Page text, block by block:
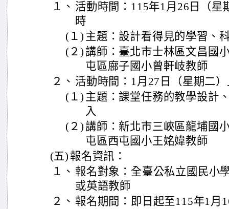
１、 活動時間：115年1月26日（星
時
(１) 主題：設計看得見的學習、
(２)講師：臺北市士林區文昌國
屯區廍子國小曾軒岐教師
２、 活動時間：1月27日（星期二
(１) 主題：課堂任務的教學設計
入
(２)講師：新北市三峽區龍埔國
屯區西屯國小王姳媁教師
(五) 報名資訊：
１、 報名對象：全臺公私立國民小
或英語教師
２、 報名期間：即日起至115年1月